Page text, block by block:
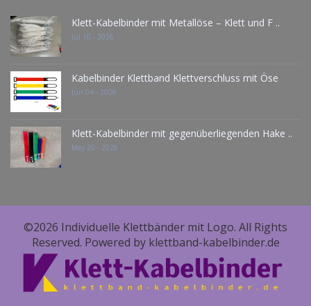
Klett-Kabelbinder mit Metallöse – Klett und F ..
Jul 10 - 2026
Kabelbinder Klettband Klettverschluss mit Öse
Jun 04 - 2026
Klett-Kabelbinder mit gegenüberliegenden Hake ..
May 20 - 2026
©2026 Individuelle Klettbänder mit Logo. All Rights
Reserved. Powered by klettband-kabelbinder.de